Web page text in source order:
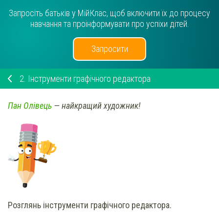
Запросіть батьків у МійКлас, щоб включити їх до процесу
навчання та проінформувати про успіхи дітей.
Запросити
2. Інструменти графічного редактора
Пан Олівець — найкращий художник!
Розглянь інструменти графічного редактора.